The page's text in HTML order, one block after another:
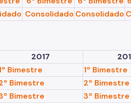
Consolidado Consolidado
2017
Bimestre 1º Bimestre
Bimestre 2º Bimestre
Bimestre 3º Bimestre